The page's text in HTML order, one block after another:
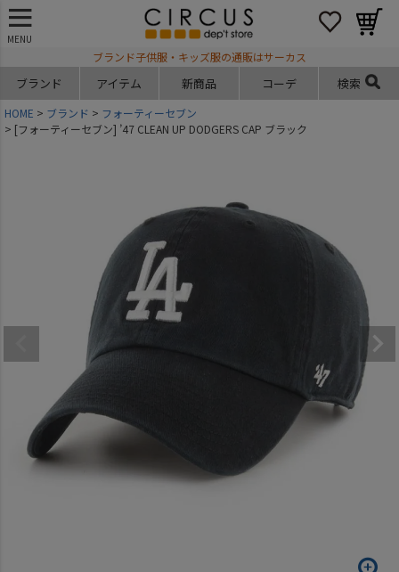
MENU
ブランド子供服・キッズ服の通販はサーカス
ブランド アイテム 新商品 コーデ 検索
HOME ブランド
フォーティーセブン
[フォーティーセブン] ’47 CLEAN UP DODGERS CAP ブラック